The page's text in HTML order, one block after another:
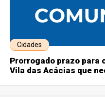
Cidades
Prorrogado prazo para
Vila das Acácias que